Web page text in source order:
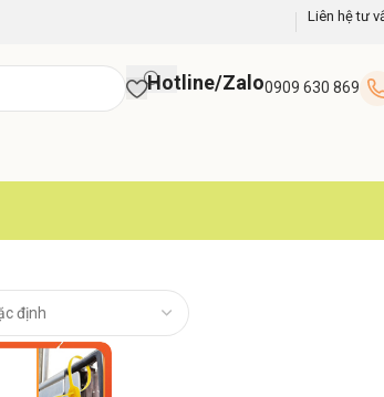
Liên hệ tư
Hotline/Zalo0909 630 869